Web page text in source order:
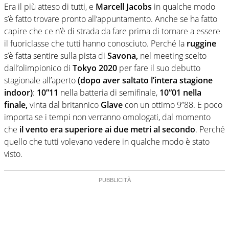
Era il più atteso di tutti, e Marcell Jacobs in qualche modo
s’è fatto trovare pronto all’appuntamento. Anche se ha fatto
capire che ce n’è di strada da fare prima di tornare a essere
il fuoriclasse che tutti hanno conosciuto. Perché la ruggine
s’è fatta sentire sulla pista di Savona, nel meeting scelto
dall’olimpionico di Tokyo 2020 per fare il suo debutto
stagionale all’aperto(dopo aver saltato l’intera stagione
indoor): 10”11 nella batteria di semifinale, 10”01 nella
finale,vinta dal britannico Glave con un ottimo 9”88. E poco
importa se i tempi non verranno omologati, dal momento
che il vento era superiore ai due metri al secondo. Perché
quello che tutti volevano vedere in qualche modo è stato
visto.